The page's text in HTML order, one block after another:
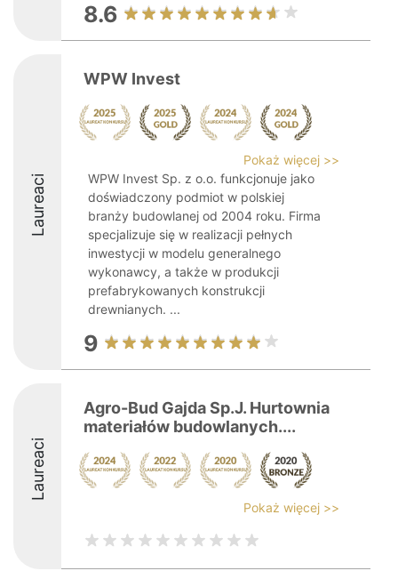
8.6
Laureaci
WPW Invest
Pokaż więcej >>
WPW Invest Sp. z o.o. funkcjonuje jako
doświadczony podmiot w polskiej
branży budowlanej od 2004 roku. Firma
specjalizuje się w realizacji pełnych
inwestycji w modelu generalnego
wykonawcy, a także w produkcji
prefabrykowanych konstrukcji
drewnianych. ...
9
Laureaci
Agro-Bud Gajda Sp.J. Hurtownia
materiałów budowlanych....
Pokaż więcej >>